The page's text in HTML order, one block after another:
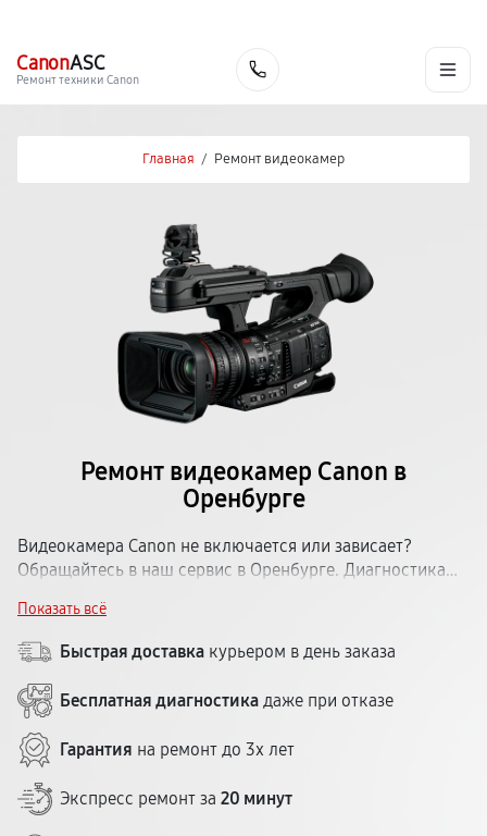
CanonASC
Ремонт техники Canon
Главная / Ремонт видеокамер
Ремонт видеокамер Canon в
Оренбурге
Видеокамера Canon не включается или зависает?
Обращайтесь в наш сервис в Оренбурге. Диагностика
стоимость. Ремонтируем видеокамеры Кэнон всех
типов: любительские и профессиональные. Срок — от 1
до 5 рабочих дней. Гарантия — до 12 месяцев. Центр
удобно расположен.
Показать всё
Быстрая доставка курьером в день заказа
Бесплатная диагностика даже при отказе
Гарантия на ремонт до 3х лет
Экспресс ремонт за 20 минут